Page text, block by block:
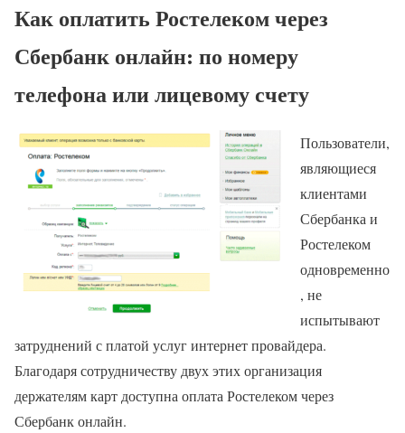
Как оплатить Ростелеком через
Сбербанк онлайн: по номеру
телефона или лицевому счету
Пользователи,
являющиеся
клиентами
Сбербанка и
Ростелеком
одновременно
, не
испытывают
затруднений с платой услуг интернет провайдера.
Благодаря сотрудничеству двух этих организация
держателям карт доступна оплата Ростелеком через
Сбербанк онлайн.